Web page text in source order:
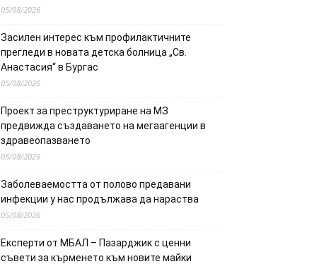
05/08/2026
Засилен интерес към профилактичните
прегледи в новата детска болница „Св.
Анастасия“ в Бургас
05/08/2026
Проект за преструктуриране на МЗ
предвижда създаването на мегаагенции в
здравеопазването
05/08/2026
Заболеваемостта от полово предавани
инфекции у нас продължава да нараства
05/08/2026
Експерти от МБАЛ – Пазарджик с ценни
съвети за кърменето към новите майки